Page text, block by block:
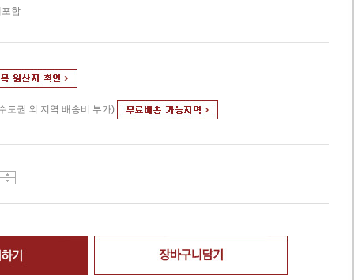
함
도권 외 지역 배송비 부가)